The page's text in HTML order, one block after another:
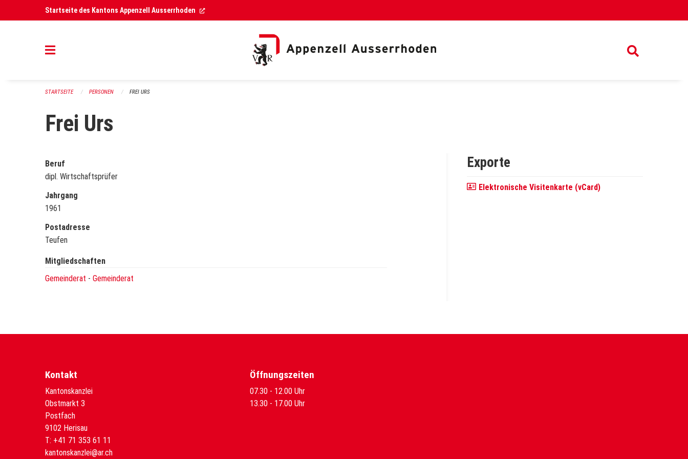
Navigation überspringenStartseite des Kantons Appenzell Ausserrhoden (External Link)
STARTSEITE PERSONEN FREI URS
Frei Urs
Beruf
dipl. Wirtschaftsprüfer
Jahrgang
1961
Postadresse
Teufen
Mitgliedschaften
Gemeinderat - Gemeinderat
Exporte
Elektronische Visitenkarte (vCard)
Kontakt
Kantonskanzlei
Obstmarkt 3
Postfach
9102 Herisau
T: +41 71 353 61 11
kantonskanzlei@ar.ch
Öffnungszeiten
07.30 - 12.00 Uhr
13.30 - 17.00 Uhr